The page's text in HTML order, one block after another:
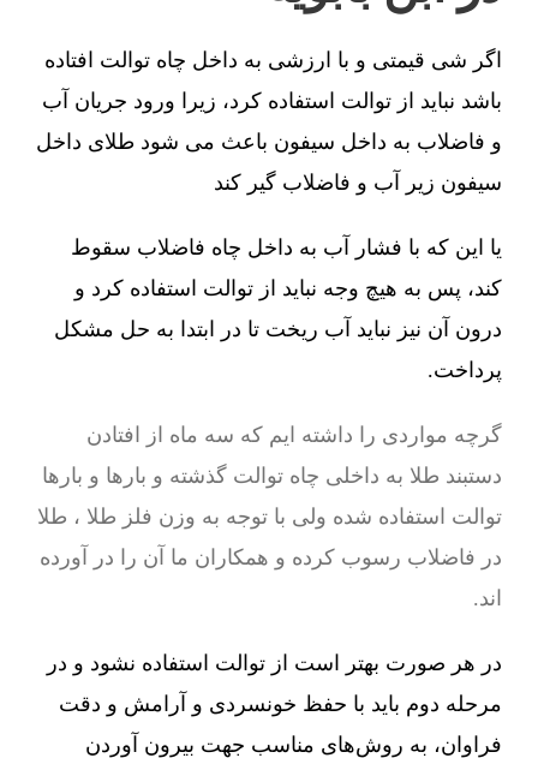
اگر شی قیمتی و با ارزشی به داخل چاه توالت افتاده
باشد نباید از توالت استفاده کرد، زیرا ورود جریان آب
و فاضلاب به داخل سیفون باعث می شود طلای داخل
سیفون زیر آب و فاضلاب گیر کند
یا این که با فشار آب به داخل چاه فاضلاب سقوط
کند، پس به هیچ وجه نباید از توالت استفاده کرد و
درون آن نیز نباید آب ریخت تا در ابتدا به حل مشکل
پرداخت.
گرچه مواردی را داشته ایم که سه ماه از افتادن
دستبند طلا به داخلی چاه توالت گذشته و بارها و بارها
توالت استفاده شده ولی با توجه به وزن فلز طلا ، طلا
در فاضلاب رسوب کرده و همکاران ما آن را در آورده
اند.
در هر صورت بهتر است از توالت استفاده نشود و در
مرحله دوم باید با حفظ خونسردی و آرامش و دقت
فراوان، به روش‌های مناسب جهت بیرون آوردن